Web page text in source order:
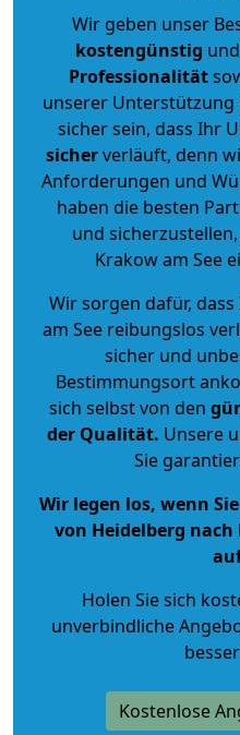
Wir geben unser
kostengünstig
Professionalität
unserer Unterstützung
sicher sein, dass Ihr
sicherverläuft, denn
Anforderungen und
haben die besten
und
Krakow am See
Wir sorgen dafür,
am See reibungslos
sicher und
Bestimmungsort
sich selbst von den
der Qualität. Unsere
Sie
Wir legen los, wenn
von Heidelberg
Holen Sie sich
unverbindliche
Kostenlose